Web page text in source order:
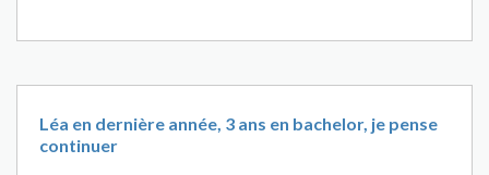
Léa en dernière année, 3 ans en bachelor, je pense
continuer